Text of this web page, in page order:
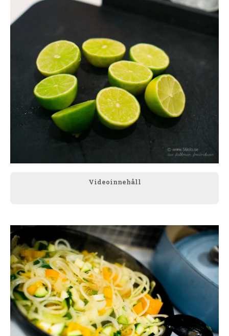
Videoinnehåll